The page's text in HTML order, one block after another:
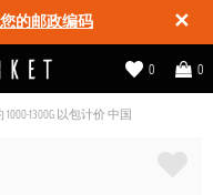
✕
的邮政编码
0
0
1300G 以包计价 中国